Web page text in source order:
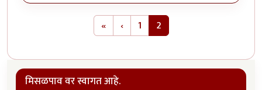
«First page
‹Previous page
1 2
मिसळपाव वर स्वागत आहे.